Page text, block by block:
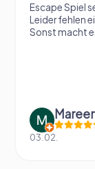
Escape Spiel
Leider fehlen
Sonst macht
03.02.